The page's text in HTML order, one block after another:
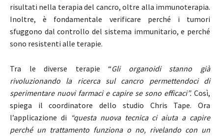
risultati nella terapia del cancro, oltre alla immunoterapia.
Inoltre, è fondamentale verificare perché i tumori
sfuggono dal controllo del sistema immunitario, e perché
sono resistenti alle terapie.
Tra le diverse terapie “Gli organoidi stanno già
rivoluzionando la ricerca sul cancro permettendoci di
sperimentare nuovi farmaci e capire se sono efficaci”. Così,
spiega il coordinatore dello studio Chris Tape. Ora
l’applicazione di “questa nuova tecnica ci aiuta a capire
perché un trattamento funziona o no, rivelando con un